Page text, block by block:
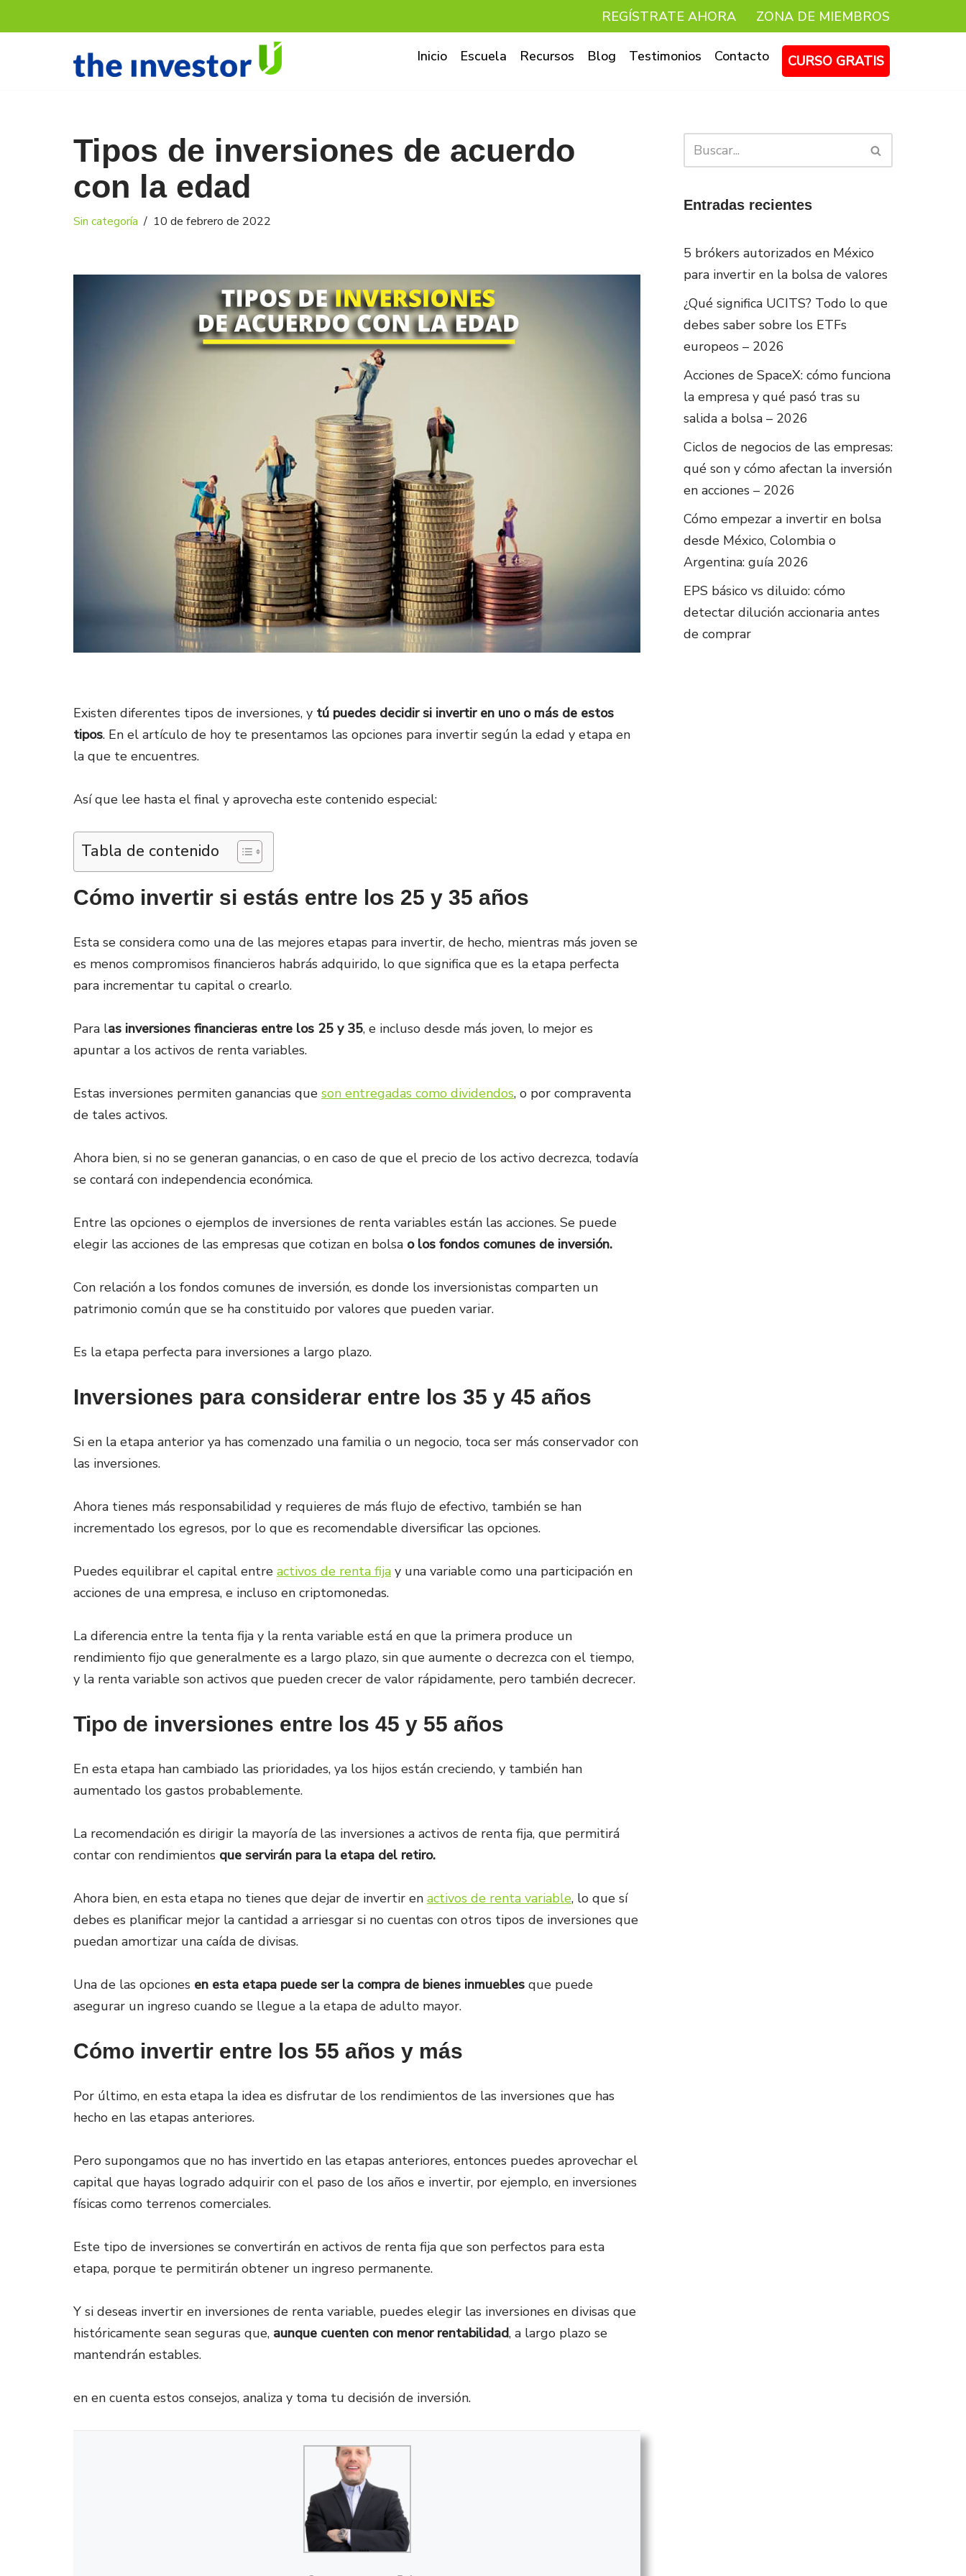
REGÍSTRATE AHORA ZONA DE MIEMBROS
Inicio Escuela Recursos Blog Testimonios Contacto CURSO GRATIS
Tipos de inversiones de acuerdo
con la edad
Sin categoría 10 de febrero de 2022
Existen diferentes tipos de inversiones, y tú puedes decidir si invertir en uno o más de estos
tipos. En el artículo de hoy te presentamos las opciones para invertir según la edad y etapa en
la que te encuentres.
Así que lee hasta el final y aprovecha este contenido especial:
Tabla de contenido
Cómo invertir si estás entre los 25 y 35 años
Esta se considera como una de las mejores etapas para invertir, de hecho, mientras más joven se
es menos compromisos financieros habrás adquirido, lo que significa que es la etapa perfecta
para incrementar tu capital o crearlo.
Para las inversiones financieras entre los 25 y 35, e incluso desde más joven, lo mejor es
apuntar a los activos de renta variables.
Estas inversiones permiten ganancias que son entregadas como dividendos, o por compraventa
de tales activos.
Ahora bien, si no se generan ganancias, o en caso de que el precio de los activo decrezca, todavía
se contará con independencia económica.
Entre las opciones o ejemplos de inversiones de renta variables están las acciones. Se puede
elegir las acciones de las empresas que cotizan en bolsa o los fondos comunes de inversión.
Con relación a los fondos comunes de inversión, es donde los inversionistas comparten un
patrimonio común que se ha constituido por valores que pueden variar.
Es la etapa perfecta para inversiones a largo plazo.
Inversiones para considerar entre los 35 y 45 años
Si en la etapa anterior ya has comenzado una familia o un negocio, toca ser más conservador con
las inversiones.
Ahora tienes más responsabilidad y requieres de más flujo de efectivo, también se han
incrementado los egresos, por lo que es recomendable diversificar las opciones.
Puedes equilibrar el capital entre activos de renta fija y una variable como una participación en
acciones de una empresa, e incluso en criptomonedas.
La diferencia entre la tenta fija y la renta variable está en que la primera produce un
rendimiento fijo que generalmente es a largo plazo, sin que aumente o decrezca con el tiempo,
y la renta variable son activos que pueden crecer de valor rápidamente, pero también decrecer.
Tipo de inversiones entre los 45 y 55 años
En esta etapa han cambiado las prioridades, ya los hijos están creciendo, y también han
aumentado los gastos probablemente.
La recomendación es dirigir la mayoría de las inversiones a activos de renta fija, que permitirá
contar con rendimientos que servirán para la etapa del retiro.
Ahora bien, en esta etapa no tienes que dejar de invertir en activos de renta variable, lo que sí
debes es planificar mejor la cantidad a arriesgar si no cuentas con otros tipos de inversiones que
puedan amortizar una caída de divisas.
Una de las opciones en esta etapa puede ser la compra de bienes inmuebles que puede
asegurar un ingreso cuando se llegue a la etapa de adulto mayor.
Cómo invertir entre los 55 años y más
Por último, en esta etapa la idea es disfrutar de los rendimientos de las inversiones que has
hecho en las etapas anteriores.
Pero supongamos que no has invertido en las etapas anteriores, entonces puedes aprovechar el
capital que hayas logrado adquirir con el paso de los años e invertir, por ejemplo, en inversiones
físicas como terrenos comerciales.
Este tipo de inversiones se convertirán en activos de renta fija que son perfectos para esta
etapa, porque te permitirán obtener un ingreso permanente.
Y si deseas invertir en inversiones de renta variable, puedes elegir las inversiones en divisas que
históricamente sean seguras que, aunque cuenten con menor rentabilidad, a largo plazo se
mantendrán estables.
en en cuenta estos consejos, analiza y toma tu decisión de inversión.
Entradas recientes
5 brókers autorizados en México
para invertir en la bolsa de valores
¿Qué significa UCITS? Todo lo que
debes saber sobre los ETFs
europeos – 2026
Acciones de SpaceX: cómo funciona
la empresa y qué pasó tras su
salida a bolsa – 2026
Ciclos de negocios de las empresas:
qué son y cómo afectan la inversión
en acciones – 2026
Cómo empezar a invertir en bolsa
desde México, Colombia o
Argentina: guía 2026
EPS básico vs diluido: cómo
detectar dilución accionaria antes
de comprar